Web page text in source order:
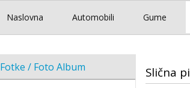
Naslovna Automobili Gume
Fotke / Foto Album Slična